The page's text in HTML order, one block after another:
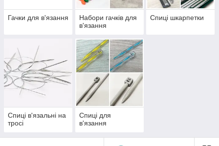
Гачки для в'язання
Набори гачків для
в'язання
Спиці шкарпетки
Спиці в'язальні на
тросі
Спиці для
в'язання